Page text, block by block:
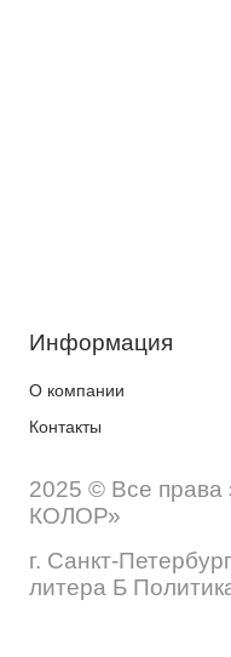
Информация
О компании
Контакты
2025 © Все
КОЛОР»
г. Санкт-
литера Б